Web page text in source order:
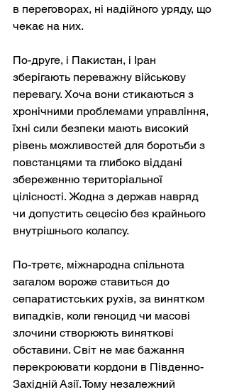
в переговорах, ні надійного уряду, що
чекає на них.
По-друге, і Пакистан, і Іран
зберігають переважну військову
перевагу. Хоча вони стикаються з
хронічними проблемами управління,
їхні сили безпеки мають високий
рівень можливостей для боротьби з
повстанцями та глибоко віддані
збереженню територіальної
цілісності. Жодна з держав навряд
чи допустить сецесію без крайнього
внутрішнього колапсу.
По-третє, міжнародна спільнота
загалом вороже ставиться до
сепаратистських рухів, за винятком
випадків, коли геноцид чи масові
злочини створюють виняткові
обставини. Світ не має бажання
перекроювати кордони в Південно-
Західній Азії. Тому незалежний